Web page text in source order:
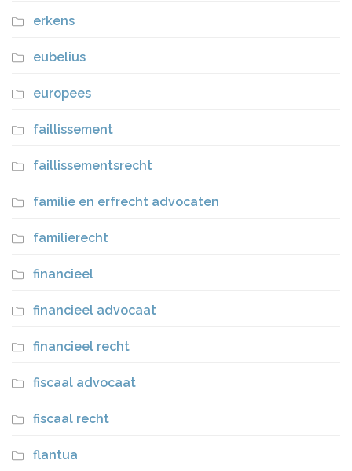
erkens
eubelius
europees
faillissement
faillissementsrecht
familie en erfrecht advocaten
familierecht
financieel
financieel advocaat
financieel recht
fiscaal advocaat
fiscaal recht
flantua